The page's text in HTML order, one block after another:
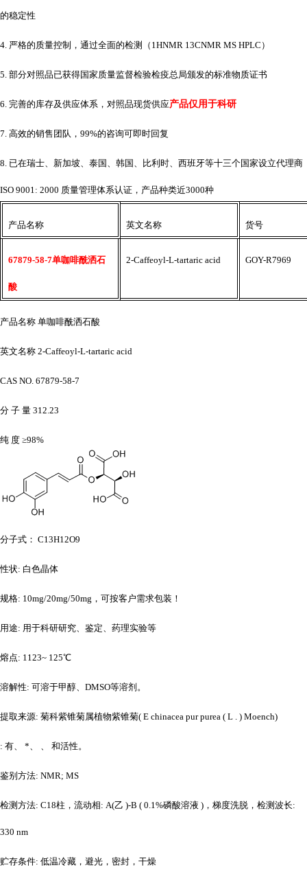
的稳定性
4. 严格的质量控制，通过全面的检测（1HNMR 13CNMR MS HPLC）
5. 部分对照品已获得国家质量监督检验检疫总局颁发的标准物质证书
6. 完善的库存及供应体系，对照品现货供应产品仅用于科研
7. 高效的销售团队，99%的咨询可即时回复
8. 已在瑞士、新加坡、泰国、韩国、比利时、西班牙等十三个国家设立代理商
ISO 9001: 2000 质量管理体系认证，产品种类近3000种
产品名称 英文名称 货号
67879-58-7单咖啡酰洒石
酸
2-Caffeoyl-L-tartaric acid GOY-R7969
产品名称 单咖啡酰洒石酸
英文名称 2-Caffeoyl-L-tartaric acid
CAS NO. 67879-58-7
分 子 量 312.23
纯 度 ≥98%
分子式： C13H12O9
性状: 白色晶体
规格: 10mg/20mg/50mg，可按客户需求包装！
用途: 用于科研研究、鉴定、药理实验等
熔点: 1123~ 125℃
溶解性: 可溶于甲醇、DMSO等溶剂。
提取来源: 菊科紫锥菊属植物紫锥菊( E chinacea pur purea ( L . ) Moench)
: 有、 *、 、 和活性。
鉴别方法: NMR; MS
检测方法: C18柱，流动相: A(乙 )-B ( 0.1%磷酸溶液 )，梯度洗脱，检测波长:
330 nm
贮存条件: 低温冷藏，避光，密封，干燥